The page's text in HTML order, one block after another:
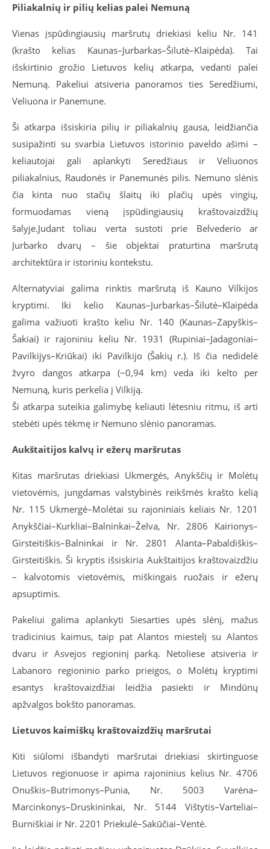
Piliakalnių ir pilių kelias palei Nemuną
Vienas įspūdingiausių maršrutų driekiasi keliu Nr. 141
(krašto kelias Kaunas–Jurbarkas–Šilutė–Klaipėda). Tai
išskirtinio grožio Lietuvos kelių atkarpa, vedanti palei
Nemuną. Pakeliui atsiveria panoramos ties Seredžiumi,
Veliuona ir Panemune.
Ši atkarpa išsiskiria pilių ir piliakalnių gausa, leidžiančia
susipažinti su svarbia Lietuvos istorinio paveldo ašimi –
keliautojai gali aplankyti Seredžiaus ir Veliuonos
piliakalnius, Raudonės ir Panemunės pilis. Nemuno slėnis
čia kinta nuo stačių šlaitų iki plačių upės vingių,
formuodamas vieną įspūdingiausių kraštovaizdžių
šalyje.Judant toliau verta sustoti prie Belvederio ar
Jurbarko dvarų – šie objektai praturtina maršrutą
architektūra ir istoriniu kontekstu.
Alternatyviai galima rinktis maršrutą iš Kauno Vilkijos
kryptimi. Iki kelio Kaunas–Jurbarkas–Šilutė–Klaipėda
galima važiuoti krašto keliu Nr. 140 (Kaunas–Zapyškis–
Šakiai) ir rajoniniu keliu Nr. 1931 (Rupiniai–Jadagoniai–
Pavilkijys–Kriūkai) iki Pavilkijo (Šakių r.). Iš čia nedidelė
žvyro dangos atkarpa (~0,94 km) veda iki kelto per
Nemuną, kuris perkelia į Vilkiją.
Ši atkarpa suteikia galimybę keliauti lėtesniu ritmu, iš arti
stebėti upės tėkmę ir Nemuno slėnio panoramas.
Aukštaitijos kalvų ir ežerų maršrutas
Kitas maršrutas driekiasi Ukmergės, Anykščių ir Molėtų
vietovėmis, jungdamas valstybinės reikšmės krašto kelią
Nr. 115 Ukmergė–Molėtai su rajoniniais keliais Nr. 1201
Anykščiai–Kurkliai–Balninkai–Želva, Nr. 2806 Kairionys–
Girsteitiškis–Balninkai ir Nr. 2801 Alanta–Pabaldiškis–
Girsteitiškis. Ši kryptis išsiskiria Aukštaitijos kraštovaizdžiu
– kalvotomis vietovėmis, miškingais ruožais ir ežerų
apsuptimis.
Pakeliui galima aplankyti Siesarties upės slėnį, mažus
tradicinius kaimus, taip pat Alantos miestelį su Alantos
dvaru ir Asvejos regioninį parką. Netoliese atsiveria ir
Labanoro regioninio parko prieigos, o Molėtų kryptimi
esantys kraštovaizdžiai leidžia pasiekti ir Mindūnų
apžvalgos bokšto panoramas.
Lietuvos kaimiškų kraštovaizdžių maršrutai
Kiti siūlomi išbandyti maršrutai driekiasi skirtinguose
Lietuvos regionuose ir apima rajoninius kelius Nr. 4706
Onuškis–Butrimonys–Punia, Nr. 5003 Varėna–
Marcinkonys–Druskininkai, Nr. 5144 Vištytis–Varteliai–
Burniškiai ir Nr. 2201 Priekulė–Sakūčiai–Ventė.